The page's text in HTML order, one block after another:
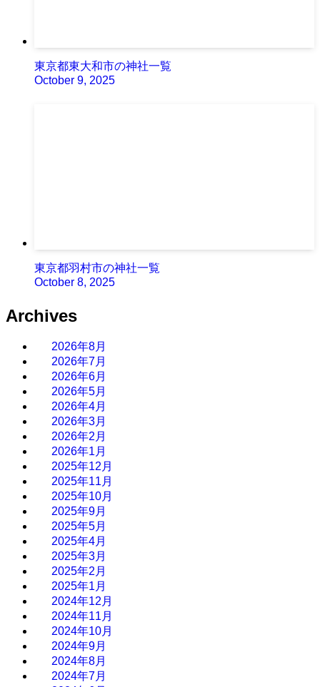
東京都東大和市の神社一覧
October 9, 2025
東京都羽村市の神社一覧
October 8, 2025
Archives
2026年8月
2026年7月
2026年6月
2026年5月
2026年4月
2026年3月
2026年2月
2026年1月
2025年12月
2025年11月
2025年10月
2025年9月
2025年5月
2025年4月
2025年3月
2025年2月
2025年1月
2024年12月
2024年11月
2024年10月
2024年9月
2024年8月
2024年7月